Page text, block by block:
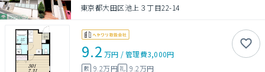
東京都大田区池上３丁目22-14
9.2 万円 /管理費3,000円
敷 9.2万円礼 9.2万円